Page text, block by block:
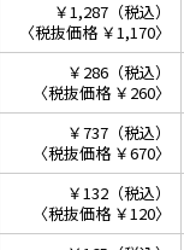
￥1,287（税込）
〈税抜価格 ￥1,170〉
￥286（税込）
〈税抜価格 ￥260〉
￥737（税込）
〈税抜価格 ￥670〉
￥132（税込）
〈税抜価格 ￥120〉